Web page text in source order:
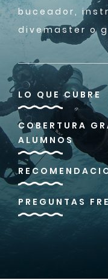
buceador,
divemaster o
LO QUE CUBRE
COBERTURA
ALUMNOS
PREGUNTAS